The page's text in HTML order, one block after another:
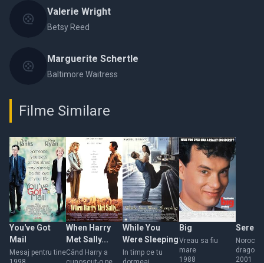
Valerie Wright
Betsy Reed
Marguerite Schertle
Baltimore Waitress
Filme Similare
You've Got
Mail
Mesaj pentru tine
When Harry
Met Sally...
Când Harry a
While You
Were Sleeping
In timp ce tu
Big
Vreau sa fiu
mare
1988
Noroc in
2001